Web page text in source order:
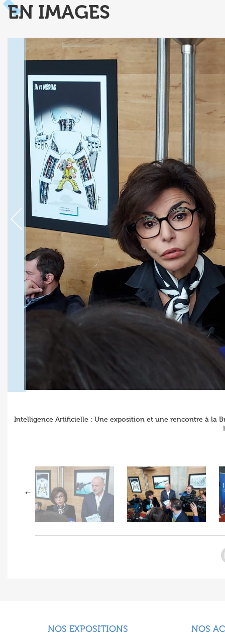
EN IMAGES
Intelligence Artificielle : Une exposition et une rencontre à la
NOS EXPOSITIONS NOS